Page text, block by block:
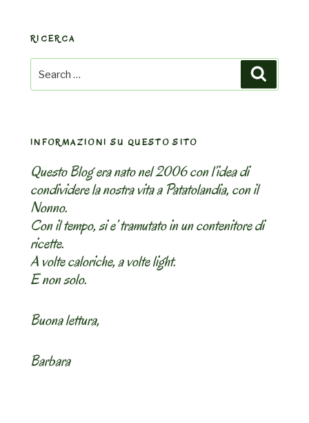
RICERCA
Search
for:
INFORMAZIONI SU QUESTO SITO
Questo Blog era nato nel 2006 con l’idea di
condividere la nostra vita a Patatolandia, con il
Nonno.
Con il tempo, si e’ tramutato in un contenitore di
ricette.
A volte caloriche, a volte light.
E non solo.
Buona lettura,
Barbara